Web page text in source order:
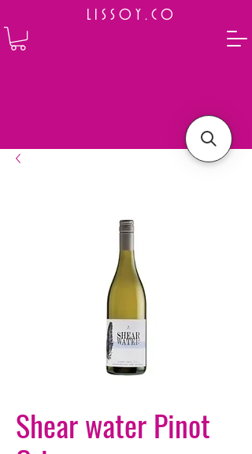
L I S S O Y . C O
Shear water Pinot